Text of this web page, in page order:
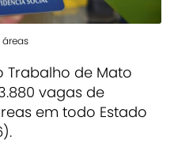
Trabalho de Mato
vagas de
em todo Estado